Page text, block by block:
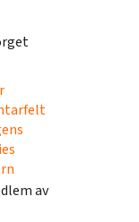
av